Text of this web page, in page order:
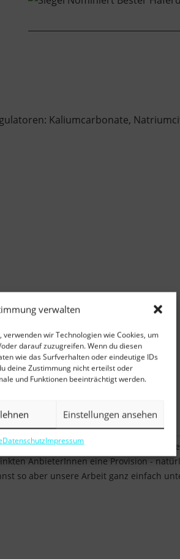
verwalten
wir Technologien wie Cookies, um
darauf zuzugreifen. Wenn du diesen
wie das Surfverhalten oder eindeutige IDs
deine Zustimmung nicht erteilst oder
und Funktionen beeinträchtigt werden.
Einstellungen ansehen
DatenschutzImpressum
Kaliumcarbonate,
Du zu den entsprechenden
AnbieterInnen eine Provision -
so aber unsere Arbeit ganz einfach